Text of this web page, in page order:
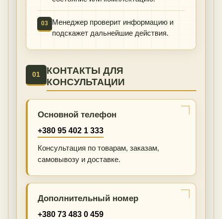
03
Менеджер проверит информацию и
подскажет дальнейшие действия.
01
КОНТАКТЫ ДЛЯ
КОНСУЛЬТАЦИИ
Основной телефон
+380 95 402 1 333
Консультация по товарам, заказам,
самовывозу и доставке.
Дополнительный номер
+380 73 483 0 459